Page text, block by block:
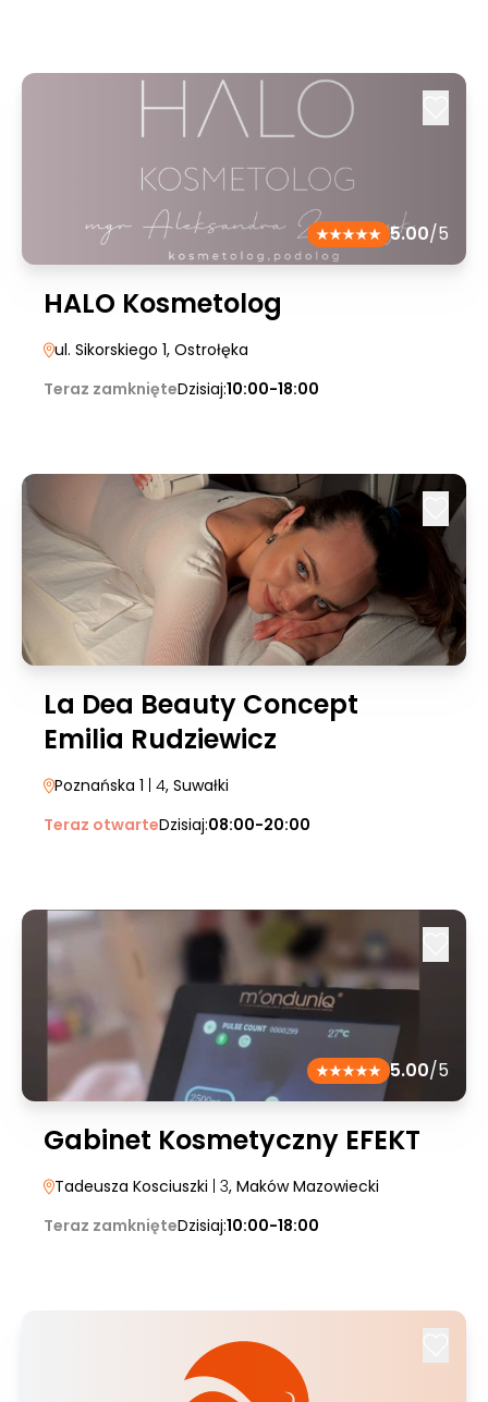
5.00/5
HALO Kosmetolog
ul. Sikorskiego 1, Ostrołęka
Teraz zamknięteDzisiaj:10:00-18:00
La Dea Beauty Concept
Emilia Rudziewicz
Poznańska 1 | 4, Suwałki
Teraz otwarteDzisiaj:08:00-20:00
5.00/5
Gabinet Kosmetyczny EFEKT
Tadeusza Kosciuszki | 3, Maków Mazowiecki
Teraz zamknięteDzisiaj:10:00-18:00